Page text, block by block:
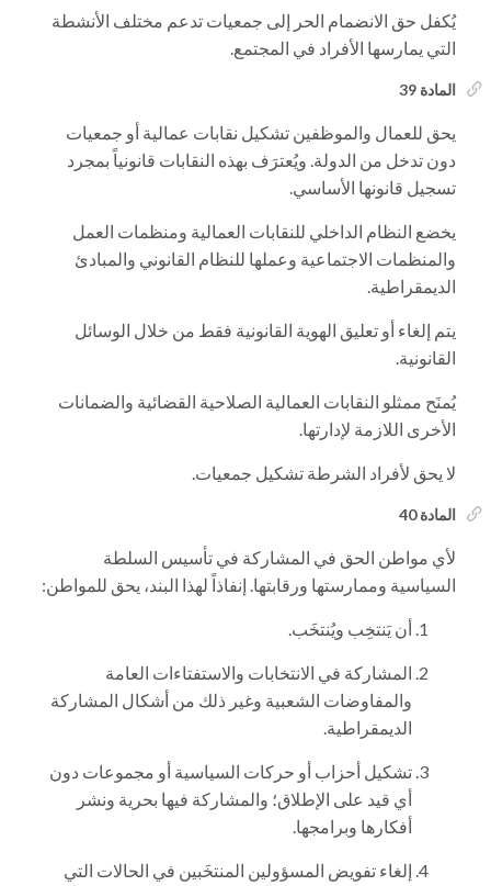
يُكفل حق الانضمام الحر إلى جمعيات تدعم مختلف الأنشطة
التي يمارسها الأفراد في المجتمع.
المادة 39
يحق للعمال والموظفين تشكيل نقابات عمالية أو جمعيات
دون تدخل من الدولة. ويُعترَف بهذه النقابات قانونياً بمجرد
تسجيل قانونها الأساسي.
يخضع النظام الداخلي للنقابات العمالية ومنظمات العمل
والمنظمات الاجتماعية وعملها للنظام القانوني والمبادئ
الديمقراطية.
يتم إلغاء أو تعليق الهوية القانونية فقط من خلال الوسائل
القانونية.
يُمنَح ممثلو النقابات العمالية الصلاحية القضائية والضمانات
الأخرى اللازمة لإدارتها.
لا يحق لأفراد الشرطة تشكيل جمعيات.
المادة 40
لأي مواطن الحق في المشاركة في تأسيس السلطة
السياسية وممارستها ورقابتها. إنفاذاً لهذا البند، يحق للمواطن:
أن يَنتخِب ويُنتخَب.
المشاركة في الانتخابات والاستفتاءات العامة
والمفاوضات الشعبية وغير ذلك من أشكال المشاركة
الديمقراطية.
تشكيل أحزاب أو حركات السياسية أو مجموعات دون
أي قيد على الإطلاق؛ والمشاركة فيها بحرية ونشر
أفكارها وبرامجها.
إلغاء تفويض المسؤولين المنتخَبين في الحالات التي